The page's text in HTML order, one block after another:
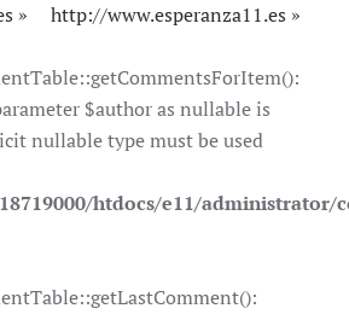
http://www.esperanza11.es
$author as nullable is
nullable type must be used
htdocs/e11/